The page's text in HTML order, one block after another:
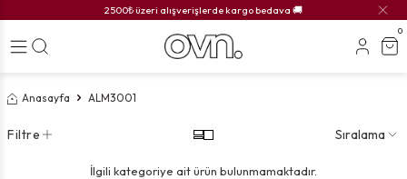
2500₺ üzeri alışverişlerde kargo bedava 🚚
0
Anasayfa ALM3001
Filtre Sıralama
İlgili kategoriye ait ürün bulunmamaktadır.